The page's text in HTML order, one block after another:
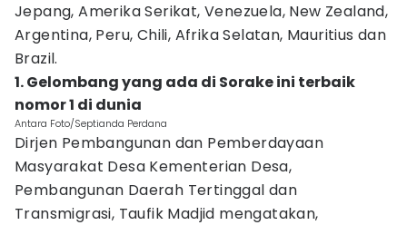
Jepang, Amerika Serikat, Venezuela, New Zealand,
Argentina, Peru, Chili, Afrika Selatan, Mauritius dan
Brazil.
1. Gelombang yang ada di Sorake ini terbaik
nomor 1 di dunia
Antara Foto/Septianda Perdana
Dirjen Pembangunan dan Pemberdayaan
Masyarakat Desa Kementerian Desa,
Pembangunan Daerah Tertinggal dan
Transmigrasi, Taufik Madjid mengatakan,